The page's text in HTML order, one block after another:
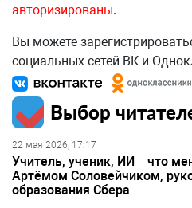
авторизированы.
Вы можете
социальных сетей ВК и
Выбор
22 мая 2026, 17:17
Учитель, ученик, ИИ – что
Артёмом Соловейчиком,
образования Сбера